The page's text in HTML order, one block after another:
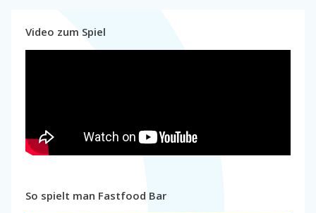
Video zum Spiel
So spielt man Fastfood Bar